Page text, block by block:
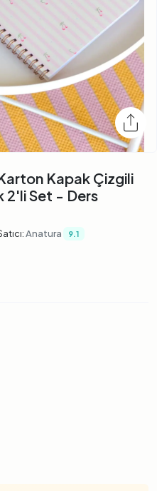
Kapak Çizgili
2'li Set - Ders
Anatura 9.1